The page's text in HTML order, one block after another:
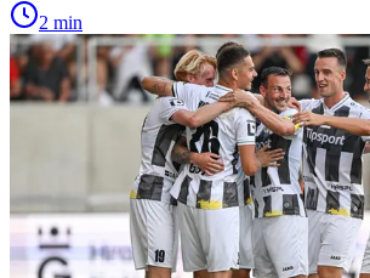
2 min